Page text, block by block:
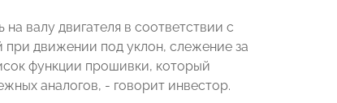
валу двигателя в соответствии с
при движении под уклон, слежение за
функции прошивки, который
аналогов, - говорит инвестор.